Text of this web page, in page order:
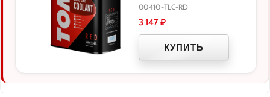
00410-TLC-RD
3 147₽
КУПИТЬ